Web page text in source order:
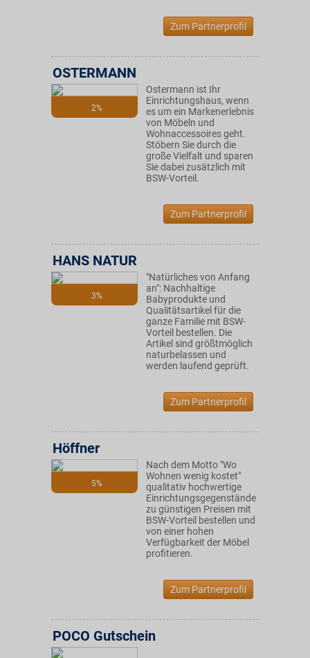
Zum Partnerprofil
2%
OSTERMANN
Ostermann ist Ihr
Einrichtungshaus, wenn
es um ein Markenerlebnis
von Möbeln und
Wohnaccessoires geht.
Stöbern Sie durch die
große Vielfalt und sparen
Sie dabei zusätzlich mit
BSW-Vorteil.
Zum Partnerprofil
3%
HANS NATUR
"Natürliches von Anfang
an": Nachhaltige
Babyprodukte und
Qualitätsartikel für die
ganze Familie mit BSW-
Vorteil bestellen. Die
Artikel sind größtmöglich
naturbelassen und
werden laufend geprüft.
Zum Partnerprofil
5%
Höffner
Nach dem Motto "Wo
Wohnen wenig kostet"
qualitativ hochwertige
Einrichtungsgegenstände
zu günstigen Preisen mit
BSW-Vorteil bestellen und
von einer hohen
Verfügbarkeit der Möbel
profitieren.
Zum Partnerprofil
POCO Gutschein